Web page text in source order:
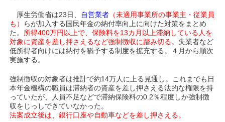
厚生労働省は23日、 自営業者 （未適用事業所の事業主・従業員
も） らが加入する国民年金の納付率向上に向けた対策をまとめ
た。 所得400万円以上で、保険料を13カ月以上滞納している人を
対象に資産を差し押さえるなど強制徴収に踏み切る。失業者など
低所得者向けには納付を猶予する制度を拡充する。４月から順次
実施する。
強制徴収の対象者は推計で約14万人に上る見通し。これまでも日
本年金機構の職員は滞納者の資産を差し押さえる法的な権限を持
っていたが、人員不足などで滞納保険料の0.2％程度しか強制徴
収をじっしできていなかった。
法案成立後は、銀行口座や自動車などを差し押さえる。